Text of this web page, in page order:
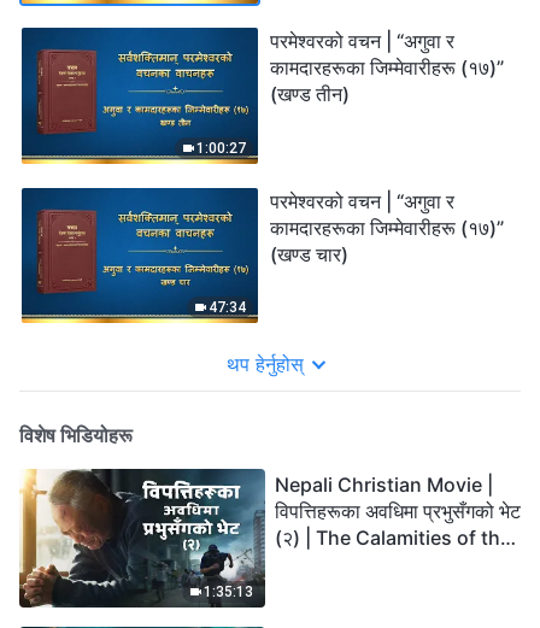
1:00:27
परमेश्‍वरको वचन | “अगुवा र
कामदारहरूका जिम्‍मेवारीहरू (१७)”
(खण्ड तीन)
47:34
परमेश्‍वरको वचन | “अगुवा र
कामदारहरूका जिम्‍मेवारीहरू (१७)”
(खण्ड चार)
थप हेर्नुहोस्
विशेष भिडियोहरू
1:35:13
Nepali Christian Movie |
विपत्तिहरूका अवधिमा प्रभुसँगको भेट
(२) | The Calamities of the